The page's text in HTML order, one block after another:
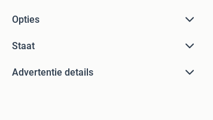
Opties
Staat
Advertentie details